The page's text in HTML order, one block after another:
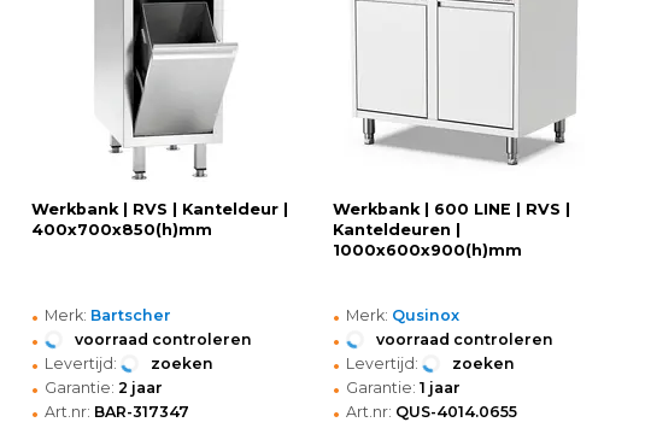
Werkbank | RVS | Kanteldeur |
400x700x850(h)mm
• Merk: Bartscher
• voorraad controleren
• Levertijd: zoeken
• Garantie: 2 jaar
• Art.nr: BAR-317347
Werkbank | 600 LINE | RVS |
Kanteldeuren |
1000x600x900(h)mm
• Merk: Qusinox
• voorraad controleren
• Levertijd: zoeken
• Garantie: 1 jaar
• Art.nr: QUS-4014.0655